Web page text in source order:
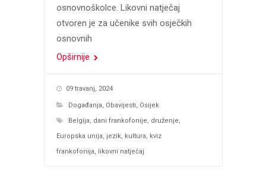
osnovnoškolce. Likovni natječaj
otvoren je za učenike svih osječkih
osnovnih
Opširnije
09 travanj, 2024
Događanja, Obavijesti, Osijek
Belgija, dani frankofonije, druženje,
Europska unija, jezik, kultura, kviz
frankofonija, likovni natječaj